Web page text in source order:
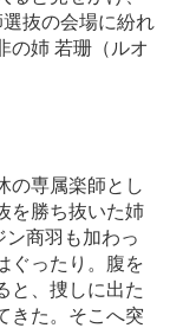
抜の会場に紛れ
の姉 若珊（ルオ
の専属楽師とし
を勝ち抜いた姉
商羽も加わっ
ぐったり。腹を
と、捜しに出た
きた。そこへ突